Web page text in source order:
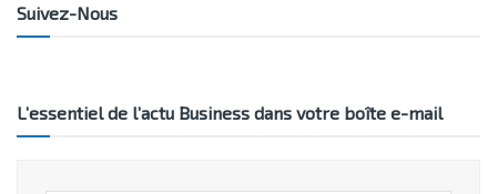
Suivez-Nous
L’essentiel de l’actu Business dans votre boîte e-mail